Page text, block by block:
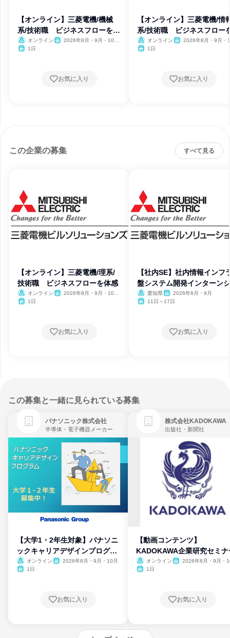
【オンライン】三菱電機/機械
系/技術職 ビジネスフローを体
感
オンライン
2026年8月・9月・10
1日
お気に入り
【オンライン】三菱電機/情
系/技術職 ビジネスフロー
感
オンライン
2026年8月・9月・
1日
お気に入り
この企業の募集 すべて見る
【オンライン】三菱電機/理系/
技術職 ビジネスフローを体感
オンライン
2026年8月・9月・10
1日
お気に入り
【社内SE】社内情報インフ
盤システム開発インターン
プ 愛知県
2026年8月・9月
11日～17日
お気に入り
この募集と一緒に見られている募集
パナソニック株式会社
半導体・電子機器メーカー
【大学1・2年生対象】パナソニ
ックキャリアデザインプログラ
ム
オンライン
2026年8月・9月・10月
1日
お気に入り
株式会社KADOKAWA
出版社・新聞社
【動画コンテンツ】
KADOKAWA企業研究セミナ
オンライン
2026年8月・9月・
1日
お気に入り